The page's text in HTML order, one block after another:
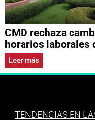
CMD rechaza
horarios laborales
Leer más
TENDENCIAS EN